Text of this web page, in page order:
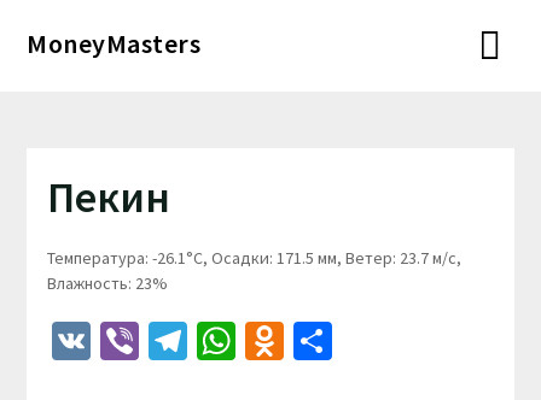
MoneyMasters
Пекин
Температура: -26.1°C, Осадки: 171.5 мм, Ветер: 23.7 м/с,
Влажность: 23%
VKViberTelegram
WhatsApp
Odnoklassniki
Отправить